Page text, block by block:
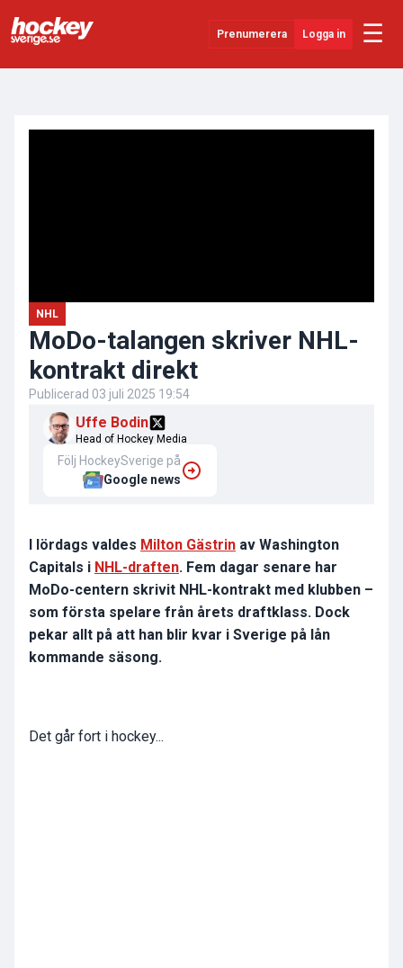
Prenumerera Logga in ☰
NHL
MoDo-talangen skriver NHL-
kontrakt direkt
Publicerad 03 juli 2025 19:54
Uffe Bodin
Head of Hockey Media
Följ HockeySverige på
Google news
I lördags valdes Milton Gästrin av Washington
Capitals i NHL-draften. Fem dagar senare har
MoDo-centern skrivit NHL-kontrakt med klubben –
som första spelare från årets draftklass. Dock
pekar allt på att han blir kvar i Sverige på lån
kommande säsong.
Det går fort i hockey...